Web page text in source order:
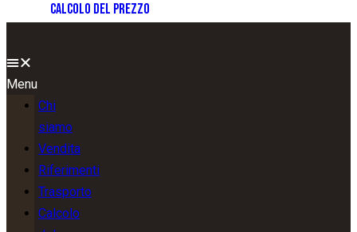
CALCOLO DEL PREZZO
Menu
Chi
siamo
Vendita
Riferimenti
Trasporto
Calcolo